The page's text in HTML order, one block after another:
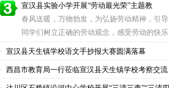
宣汉县实验小学开展“劳动最光荣”主题教
春风送暖，万物勃发，为弘扬劳动精神，引导
同学们树立正确的劳动观念，感受劳动的快乐
与价值，4月 ...
· 宣汉县天生镇学校语文手抄报大赛圆满落幕
· 西昌市教育局一行莅临宣汉县天生镇学校考察交流